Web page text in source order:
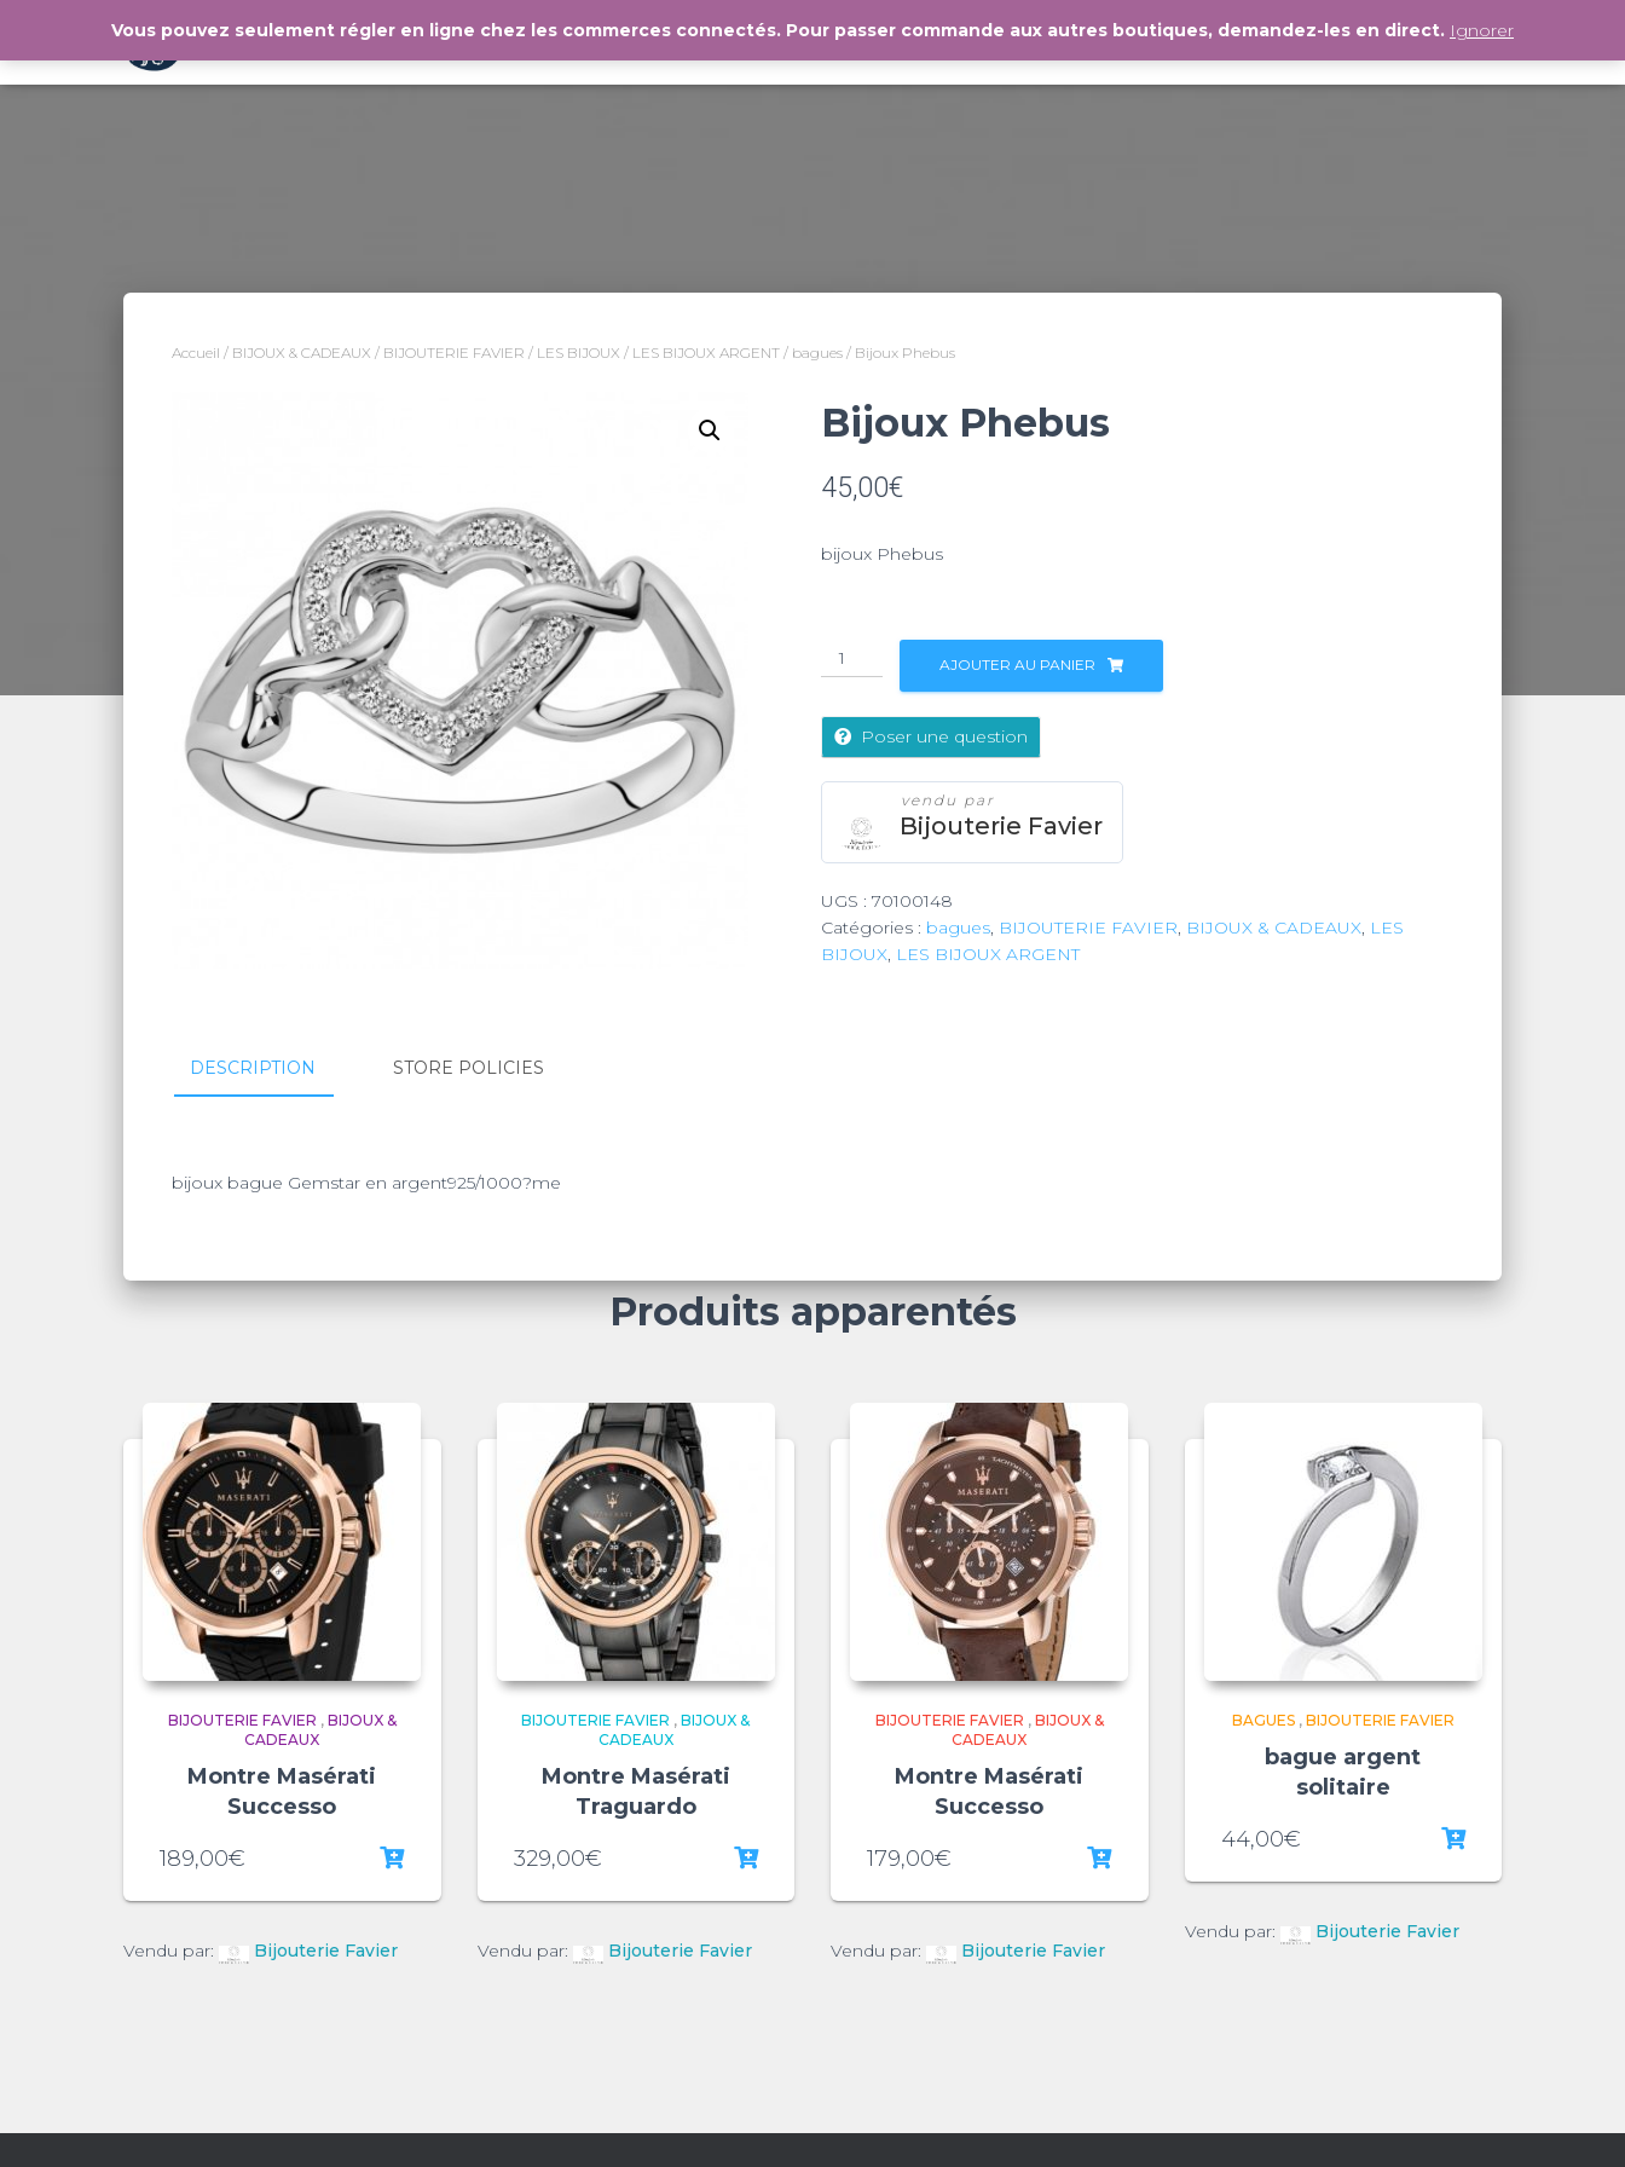
ACCUEIL LES COMMERCES BLOG CONTACT SHOP AJOUTEZ VOTRE COMMERCE
Accueil / BIJOUX & CADEAUX / BIJOUTERIE FAVIER / LES BIJOUX / LES BIJOUX ARGENT / bagues / Bijoux Phebus
Bijoux Phebus
45,00€
bijoux Phebus
quantité
de
Phebus
AJOUTER AU PANIER
Poser une question
vendu par
Bijouterie Favier
UGS : 70100148
Catégories : bagues, BIJOUTERIE FAVIER, BIJOUX & CADEAUX, LES
BIJOUX, LES BIJOUX ARGENT
DESCRIPTION STORE POLICIES
bijoux bague Gemstar en argent925/1000?me
Produits apparentés
BIJOUTERIE FAVIER , BIJOUX &
CADEAUX
Montre Masérati
Successo
189,00€
Vendu par: Bijouterie Favier
BIJOUTERIE FAVIER ,BIJOUX &
CADEAUX
Montre Masérati
Traguardo
329,00€
Vendu par: Bijouterie Favier
BIJOUTERIE FAVIER , BIJOUX &
CADEAUX
Montre Masérati
Successo
179,00€
Vendu par: Bijouterie Favier
BAGUES, BIJOUTERIE FAVIER
bague argent
solitaire
44,00€
Vendu par: Bijouterie Favier
Vous pouvez seulement régler en ligne chez les commerces connectés. Pour passer commande aux autres boutiques, demandez-les en direct. Ignorer